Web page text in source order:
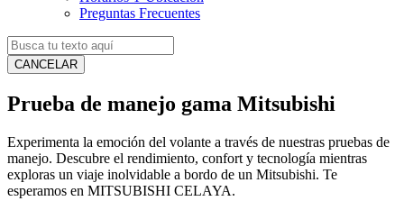
Preguntas Frecuentes
CANCELAR
Prueba de manejo gama Mitsubishi
Experimenta la emoción del volante a través de nuestras pruebas de
manejo. Descubre el rendimiento, confort y tecnología mientras
exploras un viaje inolvidable a bordo de un Mitsubishi. Te
esperamos en MITSUBISHI CELAYA.